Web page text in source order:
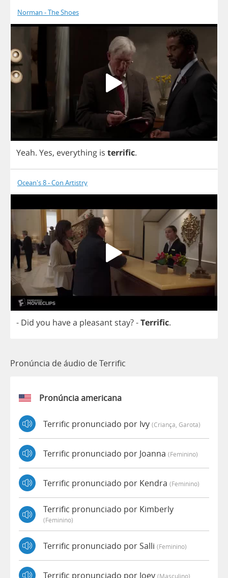
Norman - The Shoes
Yeah. Yes, everything is terrific.
Ocean's 8 - Con Artistry
- Did you havea pleasant stay?-Terrific.
Pronúncia de áudio de Terrific
Pronúncia americana
Terrific pronunciado por Ivy (criança, Garota)
Terrific pronunciado por Joanna (feminino)
Terrific pronunciado por Kendra (feminino)
Terrific pronunciado por Kimberly
(feminino)
Terrific pronunciado por Salli (feminino)
Terrific pronunciado por Joey (masculino)